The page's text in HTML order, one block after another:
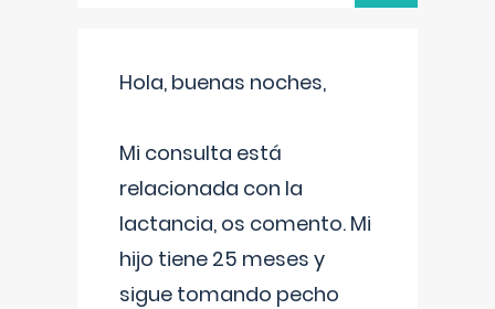
Hola, buenas noches,
Mi consulta está
relacionada con la
lactancia, os comento. Mi
hijo tiene 25 meses y
sigue tomando pecho